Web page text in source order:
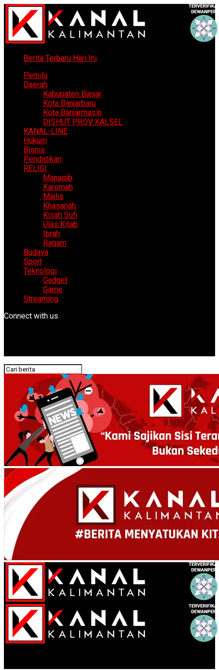
Berita Terbaru Hari Ini
Pemilu
Daerah
Kabupaten Banjar
Kota Banjarbaru
Kota Banjarmasin
DISHUT PROV KALSEL
KANAL-LINE
Hukum
Bisnis
Pendidikan
RELIGI
Manaqib
Karomah
Majlis
Khasanah
Kisah Sufi
Ulas Kitab
Ibrah
Ragam
Budaya
Sport
Teknologi
Gadget
Game
Streaming
Connect with us